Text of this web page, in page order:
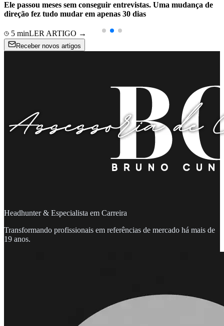
Ele passou meses sem conseguir entrevistas. Uma mudança de
direção fez tudo mudar em apenas 30 dias
5 minLER ARTIGO →
Receber novos artigos
Headhunter & Especialista em Carreira
Transformando profissionais em referências de mercado há mais de
19 anos.